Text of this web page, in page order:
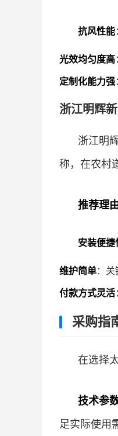
抗风性能
光效均匀度高
定制化能力强
浙江明辉
浙江明
称，在农村
推荐理由
安装便捷
维护简单：
付款方式灵活
采购指
在选择
技术参
足实际使用